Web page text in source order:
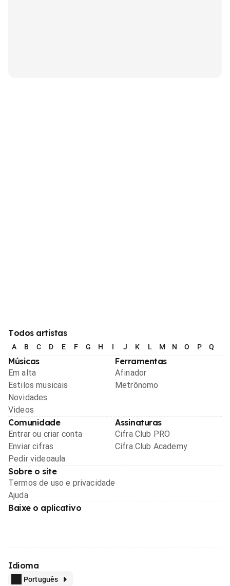
Todos artistas
A B C D E F G H I J K L M N O P Q
Músicas
Em alta
Estilos musicais
Novidades
Videos
Ferramentas
Afinador
Metrônomo
Comunidade
Entrar ou criar conta
Enviar cifras
Pedir videoaula
Assinaturas
Cifra Club PRO
Cifra Club Academy
Sobre o site
Termos de uso e privacidade
Ajuda
Baixe o aplicativo
Idioma
Português